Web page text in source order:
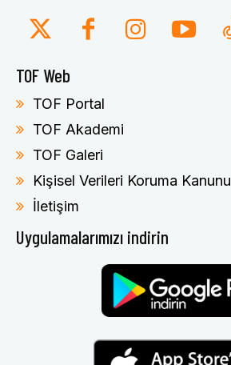
TOF Web
TOF Portal
TOF Akademi
TOF Galeri
Kişisel Verileri Koruma Kanunu
İletişim
Uygulamalarımızı indirin